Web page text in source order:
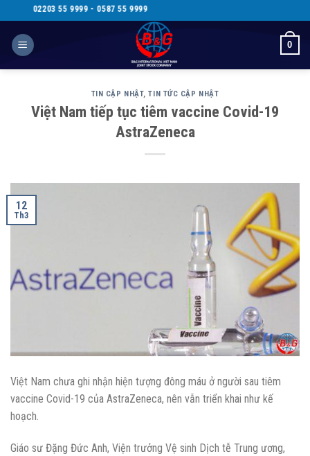
to
content
55 9999 - 0587 55 9999
0
TIN CẬP NHẬT,TIN TỨC CẬP NHẬT
Việt Nam tiếp tục tiêm vaccine Covid-19
AstraZeneca
12
Th3
Việt Nam chưa ghi nhận hiện tượng đông máu ở người sau tiêm
vaccine Covid-19 của AstraZeneca, nên vẫn triển khai như kế
hoạch.
Giáo sư Đặng Đức Anh, Viện trưởng Vệ sinh Dịch tễ Trung ương,